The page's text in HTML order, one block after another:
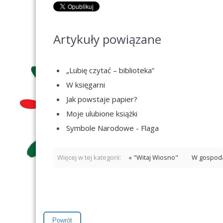
Artykuły powiązane
„Lubię czytać – biblioteka”
W księgarni
Jak powstaje papier?
Moje ulubione książki
Symbole Narodowe - Flaga
Więcej w tej kategorii: « "Witaj Wiosno" W